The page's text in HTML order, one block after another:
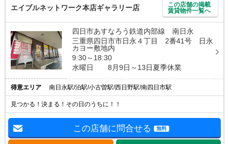
エイブルネットワーク本店ギャラリー店
この店舗の掲載
賃貸物件一覧へ
四日市あすなろう鉄道内部線 南日永
三重県四日市市日永４丁目 2番41号 日永
カヨー敷地内
9:30～18:30
水曜日 8月9日～13日夏季休業
得意エリア 南日永駅/泊駅/小古曽駅/西日野駅/南四日市駅
見つかる！決まる！その日のうちに！！
この店舗に問合せる 無料